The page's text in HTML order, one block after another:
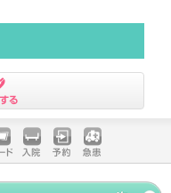
ッ
ド
入院 予約 急患